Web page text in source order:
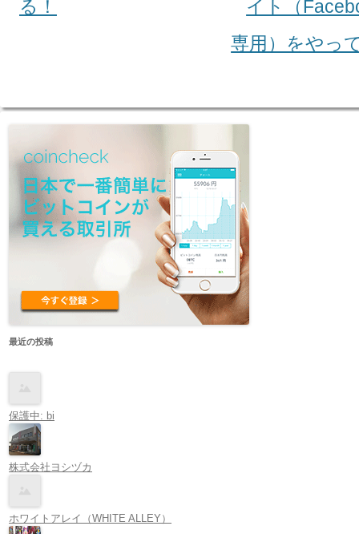
る！
イト（
専用）をやっ
最近の投稿
保護中: bi
株式会社ヨシヅカ
ホワイトアレイ（WHITE ALLEY）